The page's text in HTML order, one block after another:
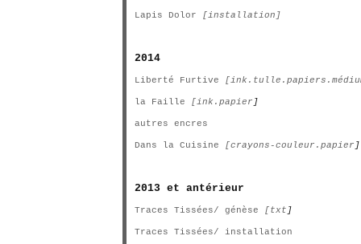
Lapis Dolor [installation]
2014
Liberté Furtive
la Faille [ink.papier ]
autres encres
Dans la Cuisine [crayons-couleur.papier ]
2013 et antérieur
Traces Tissées/ génèse [txt ]
Traces Tissées/ installation